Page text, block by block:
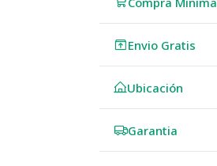
Envio Gratis
Ubicación
Garantia